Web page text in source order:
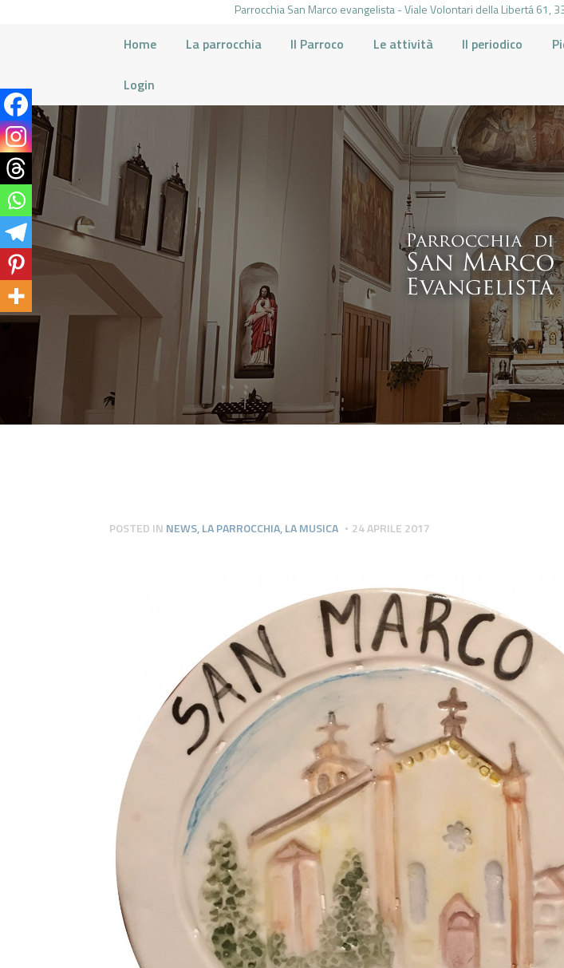
Parrocchia San Marco evangelista - Viale Volontari della Libertá 61,
Home La parrocchia Il Parroco Le attività Il periodico
Login
HOME
LA PARROCCHIA
IL PARROCO
LE ATTIVITÀ
IL PERIODICO
PIERABECH
FOTO E VIDEO
CONTATTI
POSTED IN NEWS,LA PARROCCHIA,LA MUSICA 24 APRILE 2017